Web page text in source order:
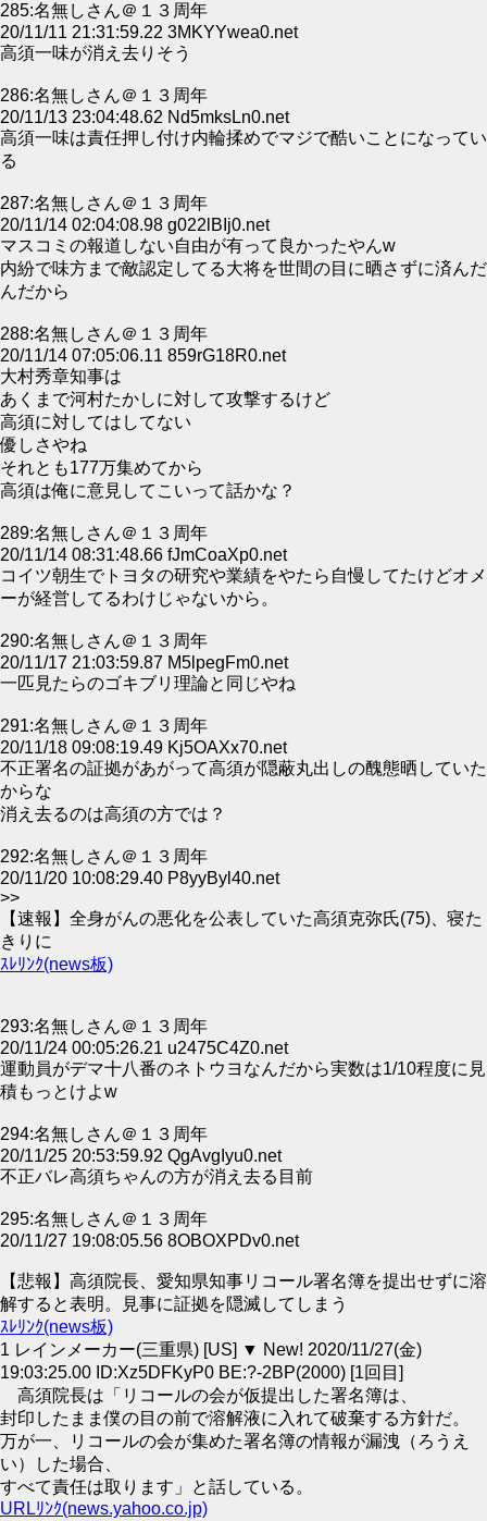
285:名無しさん＠１３周年
20/11/11 21:31:59.22 3MKYYwea0.net
高須一味が消え去りそう
286:名無しさん＠１３周年
20/11/13 23:04:48.62 Nd5mksLn0.net
高須一味は責任押し付け内輪揉めでマジで酷いことになってい
る
287:名無しさん＠１３周年
20/11/14 02:04:08.98 g022lBIj0.net
マスコミの報道しない自由が有って良かったやんw
内紛で味方まで敵認定してる大将を世間の目に晒さずに済んだ
んだから
288:名無しさん＠１３周年
20/11/14 07:05:06.11 859rG18R0.net
大村秀章知事は
あくまで河村たかしに対して攻撃するけど
高須に対してはしてない
優しさやね
それとも177万集めてから
高須は俺に意見してこいって話かな？
289:名無しさん＠１３周年
20/11/14 08:31:48.66 fJmCoaXp0.net
コイツ朝生でトヨタの研究や業績をやたら自慢してたけどオメ
ーが経営してるわけじゃないから。
290:名無しさん＠１３周年
20/11/17 21:03:59.87 M5lpegFm0.net
一匹見たらのゴキブリ理論と同じやね
291:名無しさん＠１３周年
20/11/18 09:08:19.49 Kj5OAXx70.net
不正署名の証拠があがって高須が隠蔽丸出しの醜態晒していた
からな
消え去るのは高須の方では？
292:名無しさん＠１３周年
20/11/20 10:08:29.40 P8yyByl40.net
>>
【速報】全身がんの悪化を公表していた高須克弥氏(75)、寝た
きりに
ｽﾚﾘﾝｸ(news板)
293:名無しさん＠１３周年
20/11/24 00:05:26.21 u2475C4Z0.net
運動員がデマ十八番のネトウヨなんだから実数は1/10程度に見
積もっとけよw
294:名無しさん＠１３周年
20/11/25 20:53:59.92 QgAvgIyu0.net
不正バレ高須ちゃんの方が消え去る目前
295:名無しさん＠１３周年
20/11/27 19:08:05.56 8OBOXPDv0.net
【悲報】高須院長、愛知県知事リコール署名簿を提出せずに溶
解すると表明。見事に証拠を隠滅してしまう
ｽﾚﾘﾝｸ(news板)
1 レインメーカー(三重県) [US] ▼ New! 2020/11/27(金)
19:03:25.00 ID:Xz5DFKyP0 BE:?-2BP(2000) [1回目]
高須院長は「リコールの会が仮提出した署名簿は、
封印したまま僕の目の前で溶解液に入れて破棄する方針だ。
万が一、リコールの会が集めた署名簿の情報が漏洩（ろうえ
い）した場合、
すべて責任は取ります」と話している。
URLﾘﾝｸ(news.yahoo.co.jp)